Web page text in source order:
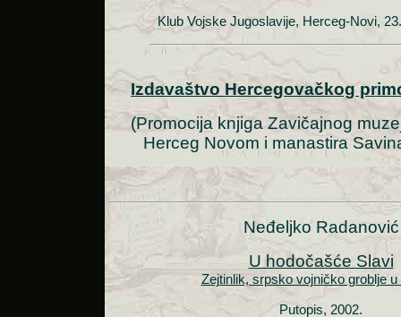
Klub Vojske Jugoslavije, Herceg-Novi,
Izdavaštvo Hercegovačkog
(Promocija knjiga Zavičajnog
Herceg Novom i manastira
Neđeljko Radanović
U hodočašće Slavi
Zejtinlik, srpsko vojničko groblje u
Putopis, 2002.